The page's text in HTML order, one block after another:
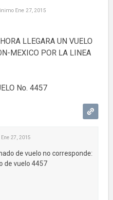
Ene 27, 2015
LLEGARA UN VUELO
MEXICO POR LA LINEA
No. 4457
Ene 27, 2015
de vuelo no corresponde:
de vuelo 4457